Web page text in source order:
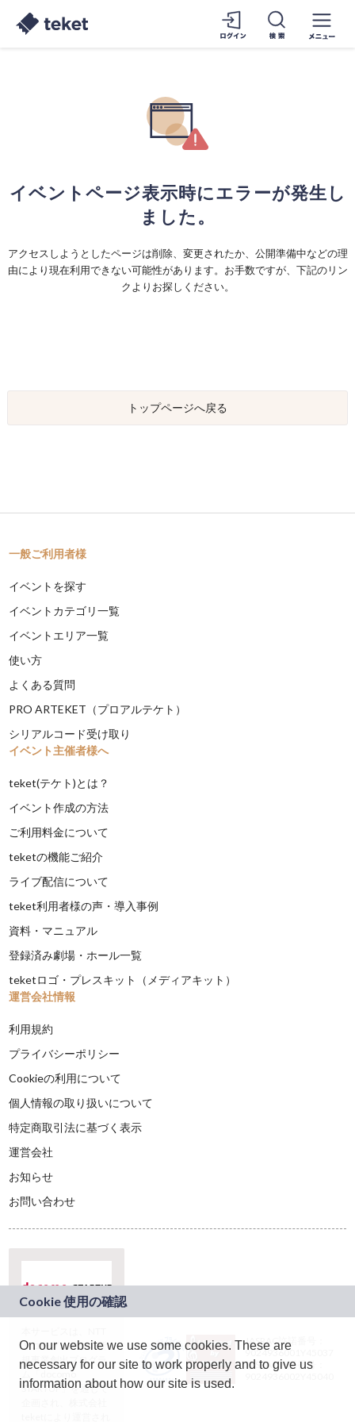
イベントページ表示時にエラーが発生し
ました。
アクセスしようとしたページは削除、変更されたか、公開準備中などの理
由により現在利用できない可能性があります。お手数ですが、下記のリン
クよりお探しください。
トップページへ戻る
一般ご利用者様
イベントを探す
イベントカテゴリ一覧
イベントエリア一覧
使い方
よくある質問
PRO ARTEKET（プロアルテケト）
シリアルコード受け取り
イベント主催者様へ
teket(テケト)とは？
イベント作成の方法
ご利用料金について
teketの機能ご紹介
ライブ配信について
teket利用者様の声・導入事例
資料・マニュアル
登録済み劇場・ホール一覧
teketロゴ・プレスキット（メディアキット）
運営会社情報
利用規約
プライバシーポリシー
Cookieの利用について
個人情報の取り扱いについて
特定商取引法に基づく表示
運営会社
お知らせ
お問い合わせ
ドコモグループの新
規事業創出プログラ
ム「docomo
STARTUP」を通じて
JASRAC許諾番号：
9024936001Y45037
JASRAC許諾番号：
On our website we use some cookies. These are
necessary for our site to work properly and to give us
information about how our site is used.